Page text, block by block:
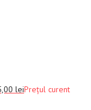
leiPrețul curent